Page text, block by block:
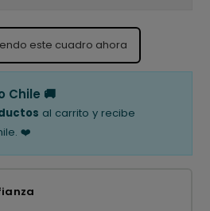
este cuadro ahora
Chile 🚚
al carrito y recibe
❤️